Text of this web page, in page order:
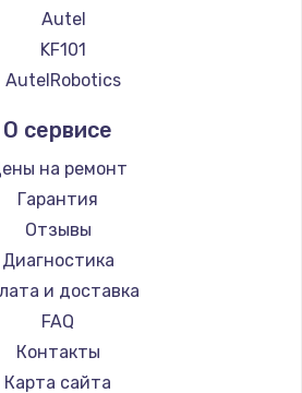
звуковой карты
1100 руб.
Заказать
микрофона
1050 руб.
Заказать
памяти
890 руб.
Заказать
охлаждения
Autel
KF101
AutelRobotics
О сервисе
на ремонт
Гарантия
Отзывы
Диагностика
и доставка
FAQ
Контакты
Карта сайта